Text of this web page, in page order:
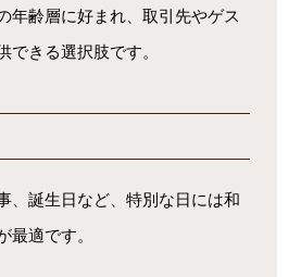
年齢層に好まれ、取引先やゲス
できる選択肢です。
、誕生日など、特別な日には和
最適です。